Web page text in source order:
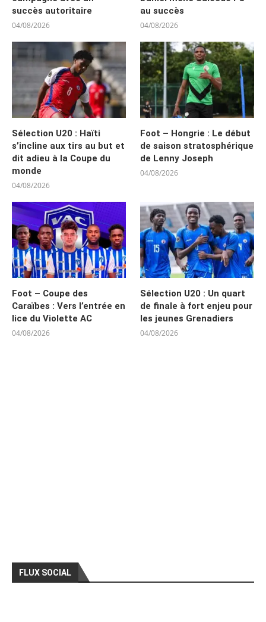
succès autoritaire
04/08/2026
au succès
04/08/2026
Sélection U20 : Haïti
s’incline aux tirs au but et
dit adieu à la Coupe du
monde
04/08/2026
Foot – Hongrie : Le début
de saison stratosphérique
de Lenny Joseph
04/08/2026
Foot – Coupe des
Caraïbes : Vers l’entrée en
lice du Violette AC
04/08/2026
Sélection U20 : Un quart
de finale à fort enjeu pour
les jeunes Grenadiers
04/08/2026
FLUX SOCIAL